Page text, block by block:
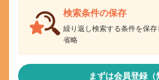
検索条件の保存
繰り返し検索する条件を保
省略
まずは会員登録（